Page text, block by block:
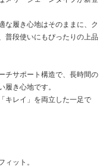
な履き心地はそのままに、ク
普段使いにもぴったりの上品
チサポート構造で、長時間の
き心地です。
キレイ」を両立した一足で
ィット。